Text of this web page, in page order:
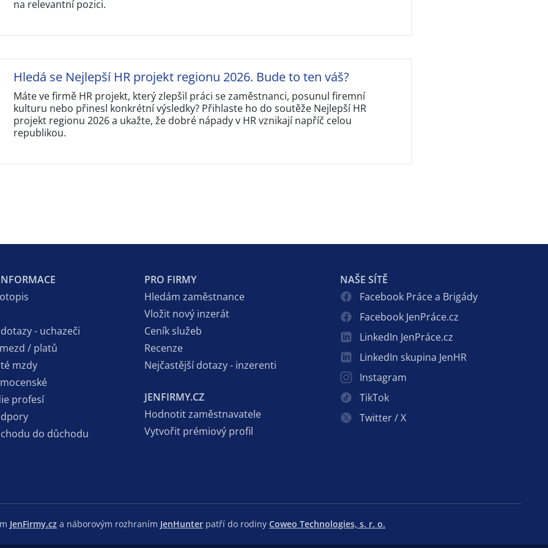
na relevantní pozici.
Hledá se Nejlepší HR projekt regionu 2026. Bude to ten váš?
Máte ve firmě HR projekt, který zlepšil práci se zaměstnanci, posunul firemní
kulturu nebo přinesl konkrétní výsledky? Přihlaste ho do soutěže Nejlepší HR
projekt regionu 2026 a ukažte, že dobré nápady v HR vznikají napříč celou
republikou.
- uchazeči
/ platů
mzdy
profesí
do důchodu
PRO FIRMY
Hledám zaměstnance
Vložit nový inzerát
Ceník služeb
Recenze
Nejčastější dotazy - inzerenti
JENFIRMY.CZ
Hodnotit zaměstnavatele
Vytvořit prémiový profil
NAŠE SÍTĚ
Facebook Práce a Brigády
Facebook JenPráce.cz
LinkedIn JenPráce.cz
LinkedIn skupina JenHR
Instagram
TikTok
Twitter / X
JenFirmy.cz a náborovým rozhraním JenHunter patří do rodiny Coweo Technologies, s. r. o.